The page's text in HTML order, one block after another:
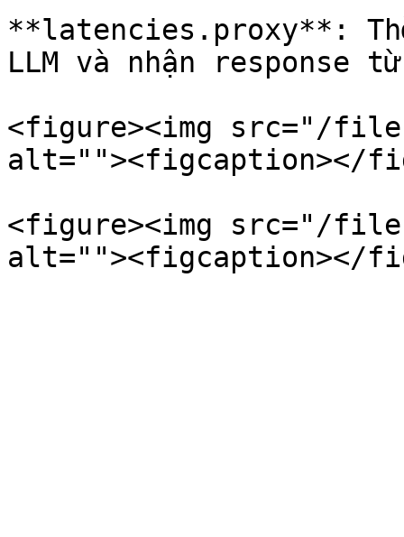
**latencies.proxy**:
LLM và nhận response
<figure><img src="/files/
alt=""><figcaption></
<figure><img src="/